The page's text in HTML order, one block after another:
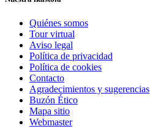
Quiénes somos
Tour virtual
Aviso legal
Política de privacidad
Política de cookies
Contacto
Agradecimientos y sugerencias
Buzón Ético
Mapa sitio
Webmaster